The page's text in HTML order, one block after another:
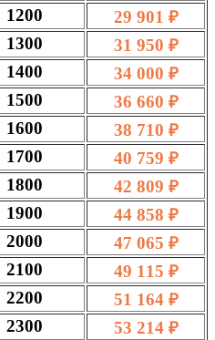
1200
29 901 ₽
1300
31 950 ₽
1400
34 000 ₽
1500
36 660 ₽
1600
38 710 ₽
1700
40 759 ₽
1800
42 809 ₽
1900
44 858 ₽
2000
47 065 ₽
2100
49 115 ₽
2200
51 164 ₽
2300
53 214 ₽